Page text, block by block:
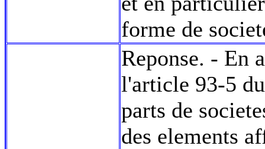
forme de
Reponse. - En
l'article 93-5
parts de
des elements